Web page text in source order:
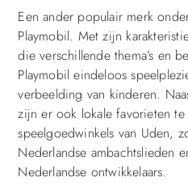
Een ander populair merk
Playmobil. Met zijn
die verschillende thema’s en
Playmobil eindeloos
verbeelding van kinderen.
zijn er ook lokale favorieten
speelgoedwinkels van Uden,
Nederlandse ambachtslieden
Nederlandse ontwikkelaars.